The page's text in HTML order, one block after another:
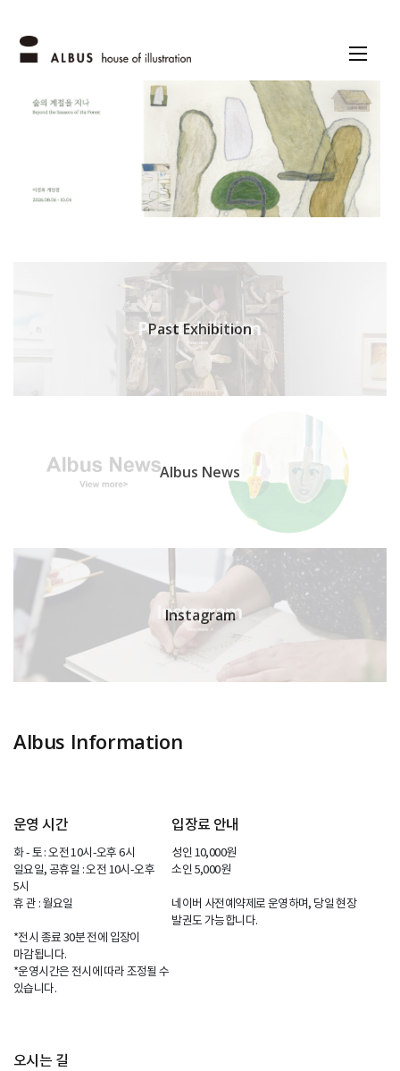
Past Exhibition
Albus News
Instagram
Albus Information
운영 시간
화 - 토 : 오전 10시-오후 6시
일요일, 공휴일 : 오전 10시-오후
5시
휴 관 : 월요일
*전시 종료 30분 전에 입장이
마감됩니다.
*운영시간은 전시에 따라 조정될 수
있습니다.
입장료 안내
성인 10,000원
소인 5,000원
네이버 사전예약제로 운영하며, 당일 현장
발권도 가능합니다.
오시는 길